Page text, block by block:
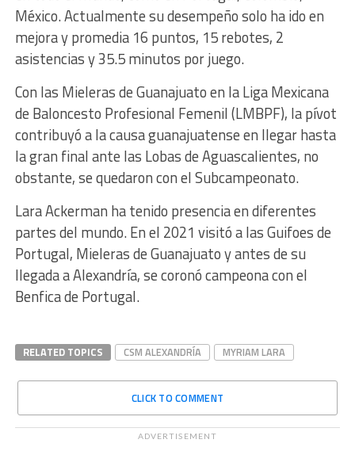
México. Actualmente su desempeño solo ha ido en
mejora y promedia 16 puntos, 15 rebotes, 2
asistencias y 35.5 minutos por juego.
Con las Mieleras de Guanajuato en la Liga Mexicana
de Baloncesto Profesional Femenil (LMBPF), la pívot
contribuyó a la causa guanajuatense en llegar hasta
la gran final ante las Lobas de Aguascalientes, no
obstante, se quedaron con el Subcampeonato.
Lara Ackerman ha tenido presencia en diferentes
partes del mundo. En el 2021 visitó a las Guifoes de
Portugal, Mieleras de Guanajuato y antes de su
llegada a Alexandría, se coronó campeona con el
Benfica de Portugal.
RELATED TOPICS CSM ALEXANDRÍA MYRIAM LARA
CLICK TO COMMENT
ADVERTISEMENT